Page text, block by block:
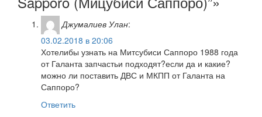
Джумалиев Улан:
03.02.2018 в 20:06
Хотелибы узнать на Митсубиси Саппоро 1988 года
от Галанта запчастьи подходят?если да и какие?
можно ли поставить ДВС и МКПП от Галанта на
Саппоро?
Ответить